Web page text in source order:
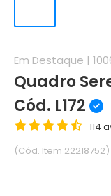
Em Destaque |
Quadro
Cód. L172
114
(Cód. Item 22218752)